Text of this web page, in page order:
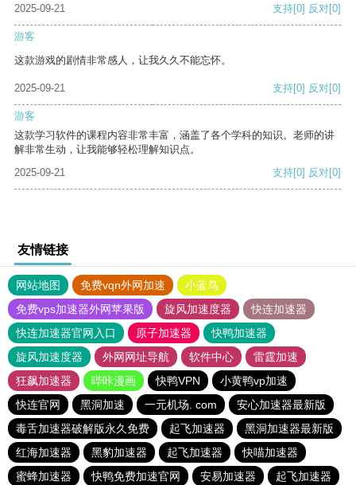
2025-09-21 支持[0] 反对[0]
游客
这款游戏的剧情非常感人，让我久久不能忘怀。
2025-09-21 支持[0] 反对[0]
游客
这款学习软件的课程内容非常丰富，涵盖了各个学科的知识。老师的讲
解非常生动，让我能够轻松理解知识点。
2025-09-21
支持[0] 反对[0]
友情链接
网站地图 免费vqn外网加速
小蓝鸟
免费vps加速器外网苹果版
旋风加速度器
快连加速器
快连加速器官网入口
原子加速器
快鸭加速器
旋风加速度器
外网网址导航 软件中心
雷霆加速
狂飙加速器
哔咔漫画 快鸭VPN
小黄鸭vp加速
快连官网
黑洞加速 一元机场. com
安心加速器最新版
毒舌加速器破解版永久免费
起飞加速器
黑洞加速器最新版
红海加速器
黑豹加速器 起飞加速器
快喵加速器
蜜蜂加速器
快鸭免费加速官网 安易加速器 起飞加速器